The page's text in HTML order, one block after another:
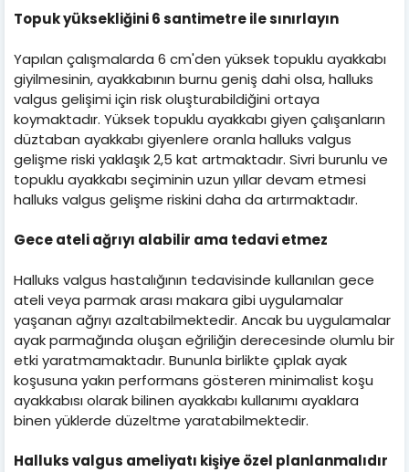
Topuk yüksekliğini 6 santimetre ile sınırlayın
Yapılan çalışmalarda 6 cm'den yüksek topuklu ayakkabı
giyilmesinin, ayakkabının burnu geniş dahi olsa, halluks
valgus gelişimi için risk oluşturabildiğini ortaya
koymaktadır. Yüksek topuklu ayakkabı giyen çalışanların
düztaban ayakkabı giyenlere oranla halluks valgus
gelişme riski yaklaşık 2,5 kat artmaktadır. Sivri burunlu ve
topuklu ayakkabı seçiminin uzun yıllar devam etmesi
halluks valgus gelişme riskini daha da artırmaktadır.
Gece ateli ağrıyı alabilir ama tedavi etmez
Halluks valgus hastalığının tedavisinde kullanılan gece
ateli veya parmak arası makara gibi uygulamalar
yaşanan ağrıyı azaltabilmektedir. Ancak bu uygulamalar
ayak parmağında oluşan eğriliğin derecesinde olumlu bir
etki yaratmamaktadır. Bununla birlikte çıplak ayak
koşusuna yakın performans gösteren minimalist koşu
ayakkabısı olarak bilinen ayakkabı kullanımı ayaklara
binen yüklerde düzeltme yaratabilmektedir.
Halluks valgus ameliyatı kişiye özel planlanmalıdır